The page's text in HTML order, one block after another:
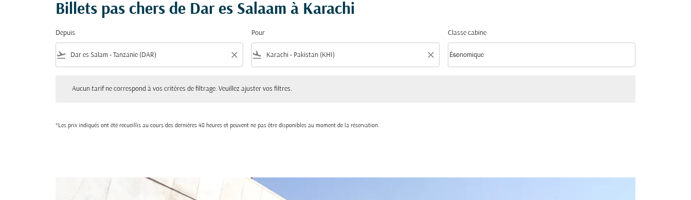
Billets pas chers de Dar es Salaam à Karachi
Depuis
flight_takeoff close
Pour
flight_land close
Classe cabine
Classe cabine option Économique Selected
Économique
keyboard_arrow_down
Aucun tarif ne correspond à vos critères de filtrage. Veuillez ajuster vos filtres.
*Les prix indiqués ont été recueillis au cours des dernières 48 heures et peuvent ne pas être disponibles au moment de la réservation.